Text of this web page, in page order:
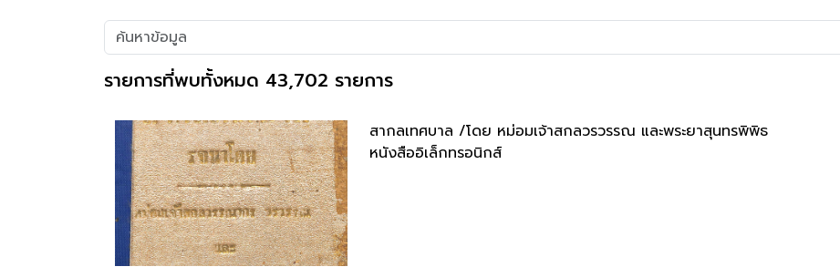
รายการที่พบทั้งหมด 43,702 รายการ
สากลเทศบาล /โดย หม่อมเจ้าสกลวรวรรณ และพระยาสุนทรพิพิธ
หนังสืออิเล็กทรอนิกส์